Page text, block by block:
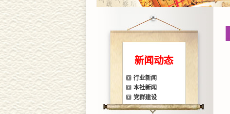
新闻动态
行业新闻
本社新闻
党群建设